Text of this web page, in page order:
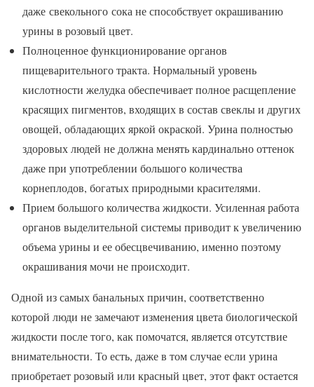
даже свекольного сока не способствует окрашиванию
урины в розовый цвет.
Полноценное функционирование органов
пищеварительного тракта. Нормальный уровень
кислотности желудка обеспечивает полное расщепление
красящих пигментов, входящих в состав свеклы и других
овощей, обладающих яркой окраской. Урина полностью
здоровых людей не должна менять кардинально оттенок
даже при употреблении большого количества
корнеплодов, богатых природными красителями.
Прием большого количества жидкости. Усиленная работа
органов выделительной системы приводит к увеличению
объема урины и ее обесцвечиванию, именно поэтому
окрашивания мочи не происходит.
Одной из самых банальных причин, соответственно
которой люди не замечают изменения цвета биологической
жидкости после того, как помочатся, является отсутствие
внимательности. То есть, даже в том случае если урина
приобретает розовый или красный цвет, этот факт остается